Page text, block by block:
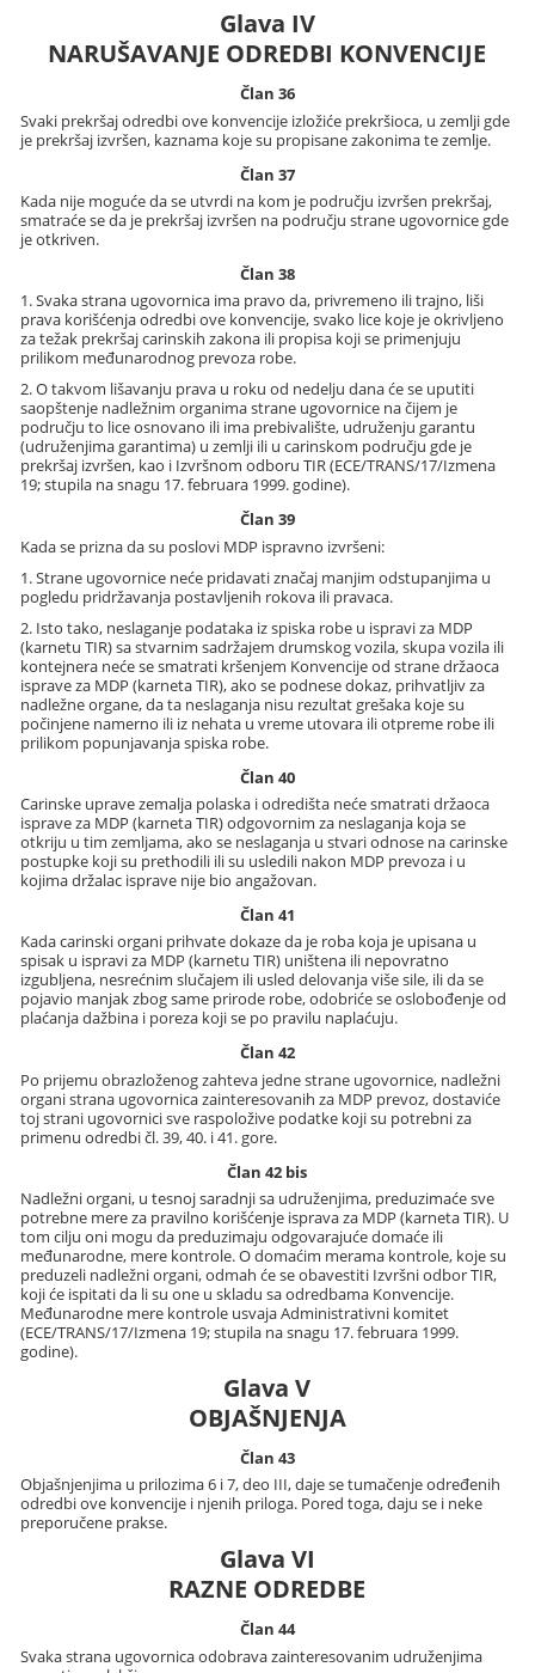
Glava IV
NARUŠAVANJE ODREDBI KONVENCIJE
Član 36
Svaki prekršaj odredbi ove konvencije izložiće prekršioca, u zemlji gde
je prekršaj izvršen, kaznama koje su propisane zakonima te zemlje.
Član 37
Kada nije moguće da se utvrdi na kom je području izvršen prekršaj,
smatraće se da je prekršaj izvršen na području strane ugovornice gde
je otkriven.
Član 38
1. Svaka strana ugovornica ima pravo da, privremeno ili trajno, liši
prava korišćenja odredbi ove konvencije, svako lice koje je okrivljeno
za težak prekršaj carinskih zakona ili propisa koji se primenjuju
prilikom međunarodnog prevoza robe.
2. O takvom lišavanju prava u roku od nedelju dana će se uputiti
saopštenje nadležnim organima strane ugovornice na čijem je
području to lice osnovano ili ima prebivalište, udruženju garantu
(udruženjima garantima) u zemlji ili u carinskom području gde je
prekršaj izvršen, kao i Izvršnom odboru TIR (ECE/TRANS/17/Izmena
19; stupila na snagu 17. februara 1999. godine).
Član 39
Kada se prizna da su poslovi MDP ispravno izvršeni:
1. Strane ugovornice neće pridavati značaj manjim odstupanjima u
pogledu pridržavanja postavljenih rokova ili pravaca.
2. Isto tako, neslaganje podataka iz spiska robe u ispravi za MDP
(karnetu TIR) sa stvarnim sadržajem drumskog vozila, skupa vozila ili
kontejnera neće se smatrati kršenjem Konvencije od strane držaoca
isprave za MDP (karneta TIR), ako se podnese dokaz, prihvatljiv za
nadležne organe, da ta neslaganja nisu rezultat grešaka koje su
počinjene namerno ili iz nehata u vreme utovara ili otpreme robe ili
prilikom popunjavanja spiska robe.
Član 40
Carinske uprave zemalja polaska i odredišta neće smatrati držaoca
isprave za MDP (karneta TIR) odgovornim za neslaganja koja se
otkriju u tim zemljama, ako se neslaganja u stvari odnose na carinske
postupke koji su prethodili ili su usledili nakon MDP prevoza i u
kojima držalac isprave nije bio angažovan.
Član 41
Kada carinski organi prihvate dokaze da je roba koja je upisana u
spisak u ispravi za MDP (karnetu TIR) uništena ili nepovratno
izgubljena, nesrećnim slučajem ili usled delovanja više sile, ili da se
pojavio manjak zbog same prirode robe, odobriće se oslobođenje od
plaćanja dažbina i poreza koji se po pravilu naplaćuju.
Član 42
Po prijemu obrazloženog zahteva jedne strane ugovornice, nadležni
organi strana ugovornica zainteresovanih za MDP prevoz, dostaviće
toj strani ugovornici sve raspoložive podatke koji su potrebni za
primenu odredbi čl. 39, 40. i 41. gore.
Član 42 bis
Nadležni organi, u tesnoj saradnji sa udruženjima, preduzimaće sve
potrebne mere za pravilno korišćenje isprava za MDP (karneta TIR). U
tom cilju oni mogu da preduzimaju odgovarajuće domaće ili
međunarodne, mere kontrole. O domaćim merama kontrole, koje su
preduzeli nadležni organi, odmah će se obavestiti Izvršni odbor TIR,
koji će ispitati da li su one u skladu sa odredbama Konvencije.
Međunarodne mere kontrole usvaja Administrativni komitet
(ECE/TRANS/17/Izmena 19; stupila na snagu 17. februara 1999.
godine).
Glava V
OBJAŠNJENJA
Član 43
Objašnjenjima u prilozima 6 i 7, deo III, daje se tumačenje određenih
odredbi ove konvencije i njenih priloga. Pored toga, daju se i neke
preporučene prakse.
Glava VI
RAZNE ODREDBE
Član 44
Svaka strana ugovornica odobrava zainteresovanim udruženjima